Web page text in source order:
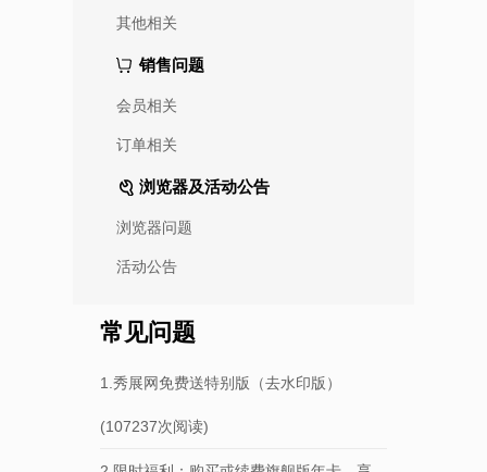
其他相关
销售问题
会员相关
订单相关
浏览器及活动公告
浏览器问题
活动公告
常见问题
1.秀展网免费送特别版（去水印版）
(107237次阅读)